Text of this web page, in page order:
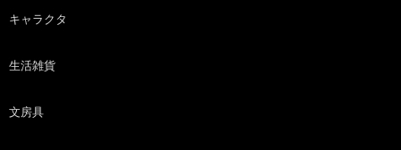
キャラクタ
生活雑貨
文房具